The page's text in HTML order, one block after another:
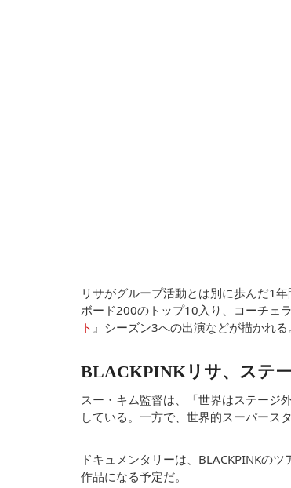
リサがグループ活動とは別に歩んだ1
ボード200のトップ10入り、コーチェ
ト 』シーズン3への出演などが描かれる。
BLACKPINKリサ、ステ
スー・キム監督は、「世界はステージ
している。一方で、世界的スーパース
ドキュメンタリーは、BLACKPINKの
作品になる予定だ。